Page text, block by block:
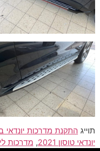
תוייג התקנת מדרכות יונדאי
יונדאי טוסון 2021
, מדרכות